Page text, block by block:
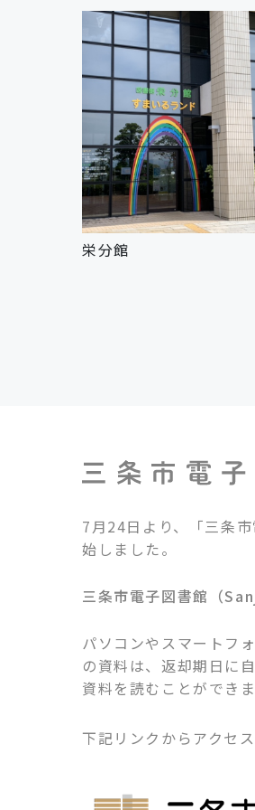
栄分館
7月24日より、「三条
始しました。
三条市電子図書館（
パソコンやスマートフ
の資料は、返却期日に
資料を読むことができま
下記リンクからアクセ